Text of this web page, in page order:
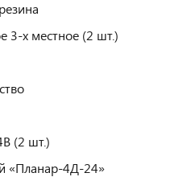
3-х местное (2 шт.)
(2 шт.)
«Планар-4Д-24»